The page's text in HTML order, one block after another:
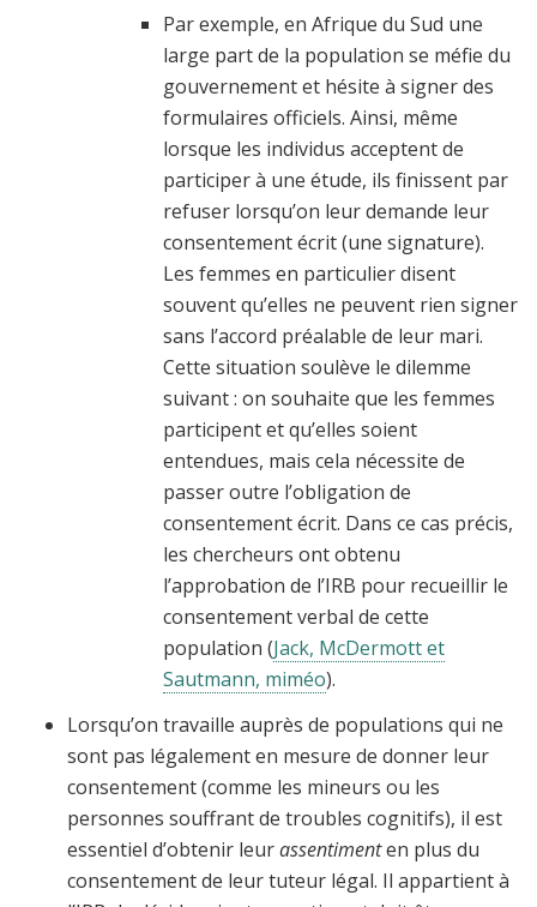
Par exemple, en Afrique du Sud une
large part de la population se méfie du
gouvernement et hésite à signer des
formulaires officiels. Ainsi, même
lorsque les individus acceptent de
participer à une étude, ils finissent par
refuser lorsqu’on leur demande leur
consentement écrit (une signature).
Les femmes en particulier disent
souvent qu’elles ne peuvent rien signer
sans l’accord préalable de leur mari.
Cette situation soulève le dilemme
suivant : on souhaite que les femmes
participent et qu’elles soient
entendues, mais cela nécessite de
passer outre l’obligation de
consentement écrit. Dans ce cas précis,
les chercheurs ont obtenu
l’approbation de l’IRB pour recueillir le
consentement verbal de cette
population (Jack, McDermott et
Sautmann, miméo).
Lorsqu’on travaille auprès de populations qui ne
sont pas légalement en mesure de donner leur
consentement (comme les mineurs ou les
personnes souffrant de troubles cognitifs), il est
essentiel d’obtenir leurassentimenten plus du
consentement de leur tuteur légal. Il appartient à